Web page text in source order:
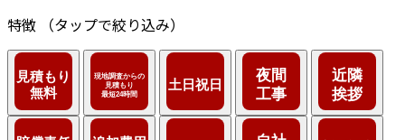
特徴
（タップで絞り込み）